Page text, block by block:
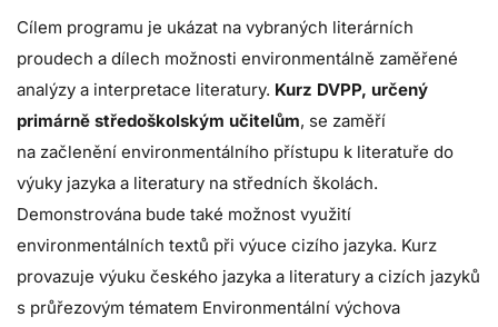
Cílem programu je ukázat na vybraných literárních
proudech a dílech možnosti environmentálně zaměřené
analýzy a interpretace literatury. Kurz DVPP, určený
primárně středoškolským učitelům, se zaměří
na začlenění environmentálního přístupu k literatuře do
výuky jazyka a literatury na středních školách.
Demonstrována bude také možnost využití
environmentálních textů při výuce cizího jazyka. Kurz
provazuje výuku českého jazyka a literatury a cizích jazyků
s průřezovým tématem Environmentální výchova